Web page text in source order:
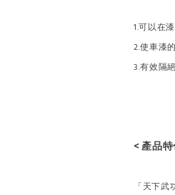
1.可以在
2.使車漆
3.有效隔
< 產品
「天下